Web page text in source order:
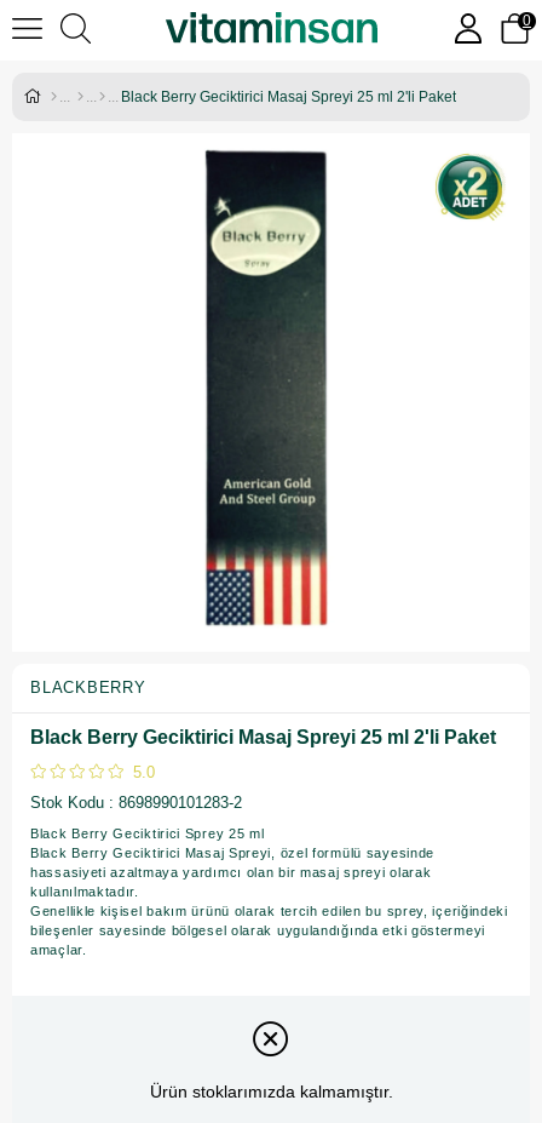
0
Black Berry Geciktirici Masaj Spreyi 25 ml 2'li Paket
BLACKBERRY
Black Berry Geciktirici Masaj Spreyi 25 ml 2'li Paket
5.0
Stok Kodu
8698990101283-2
Black Berry Geciktirici Sprey 25 ml
Black Berry Geciktirici Masaj Spreyi, özel formülü sayesinde
hassasiyeti azaltmaya yardımcı olan bir masaj spreyi olarak
kullanılmaktadır.
Genellikle kişisel bakım ürünü olarak tercih edilen bu sprey, içeriğindeki
bileşenler sayesinde bölgesel olarak uygulandığında etki göstermeyi
amaçlar.
Ürün stoklarımızda kalmamıştır.